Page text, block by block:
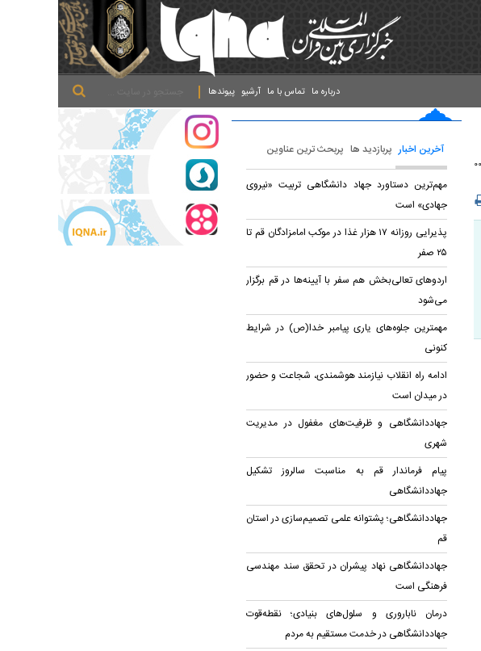
پیوندها آرشیو تماس با ما درباره ما
آخرین اخبار پربازدید ها پربحث ترین عناوین
مهم‌ترین دستاورد جهاد دانشگاهی تربیت «نیروی
جهادی» است
پذیرایی روزانه ۱۷ هزار غذا در موکب امامزادگان قم تا
۲۵ صفر
اردو‌های تعالی‌بخش هم سفر با آیینه‌ها در قم برگزار
می‌شود
مهمترین جلوه‌های یاری پیامبر خدا(ص) در شرایط
کنونی
ادامه راه انقلاب نیازمند هوشمندی، شجاعت و حضور
در میدان است
جهاددانشگاهی و ظرفیت‌های مغفول در مدیریت
شهری
پیام فرماندار قم به مناسبت سالروز تشکیل
جهاددانشگاهی
جهاددانشگاهی؛ پشتوانه علمی تصمیم‌سازی در استان
قم
جهاددانشگاهی نهاد پیشران در تحقق سند مهندسی
فرهنگی است
درمان ناباروری و سلول‌های بنیادی؛ نقطه‌قوت
جهاددانشگاهی در خدمت مستقیم به مردم